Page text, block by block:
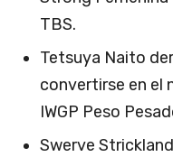
TBS.
Tetsuya Naito
convertirse en el
IWGP Peso
Swerve